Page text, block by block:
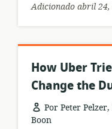
Adicionado abril 24,
How Uber
Change the
Por Peter
Boon